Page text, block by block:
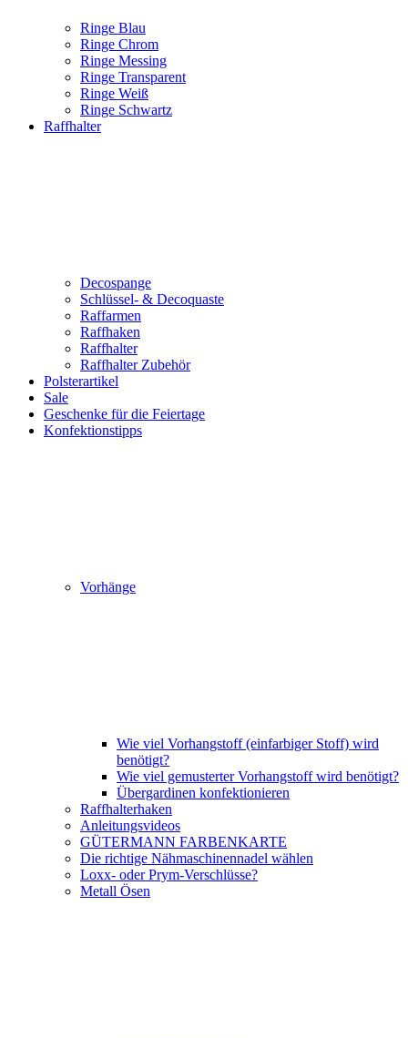
Ringe Blau
Ringe Chrom
Ringe Messing
Ringe Transparent
Ringe Weiß
Ringe Schwartz
Raffhalter
Decospange
Schlüssel- & Decoquaste
Raffarmen
Raffhaken
Raffhalter
Raffhalter Zubehör
Polsterartikel
Sale
Geschenke für die Feiertage
Konfektionstipps
Vorhänge
Wie viel Vorhangstoff (einfarbiger Stoff) wird
benötigt?
Wie viel gemusterter Vorhangstoff wird benötigt?
Übergardinen konfektionieren
Raffhalterhaken
Anleitungsvideos
GÜTERMANN FARBENKARTE
Die richtige Nähmaschinennadel wählen
Loxx- oder Prym-Verschlüsse?
Metall Ösen